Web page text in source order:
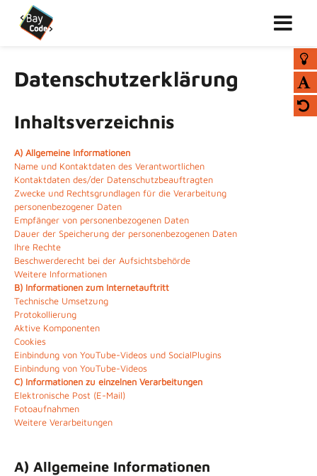
Datenschutzerklärung
Inhaltsverzeichnis
A) Allgemeine Informationen
Name und Kontaktdaten des Verantwortlichen
Kontaktdaten des/der Datenschutzbeauftragten
Zwecke und Rechtsgrundlagen für die Verarbeitung
personenbezogener Daten
Empfänger von personenbezogenen Daten
Dauer der Speicherung der personenbezogenen Daten
Ihre Rechte
Beschwerderecht bei der Aufsichtsbehörde
Weitere Informationen
B) Informationen zum Internetauftritt
Technische Umsetzung
Protokollierung
Aktive Komponenten
Cookies
Einbindung von YouTube-Videos und SocialPlugins
Einbindung von YouTube-Videos
C) Informationen zu einzelnen Verarbeitungen
Elektronische Post (E-Mail)
Fotoaufnahmen
Weitere Verarbeitungen
A) Allgemeine Informationen